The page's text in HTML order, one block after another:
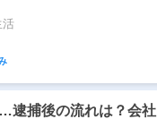
活
逮捕後の流れは？会社